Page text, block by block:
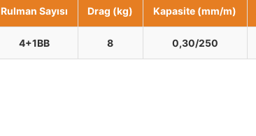
Rulman Sayısı Drag (kg) Kapasite (mm/m)
4+1BB 8 0,30/250